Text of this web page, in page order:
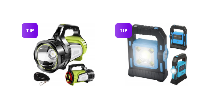
TIP TIP